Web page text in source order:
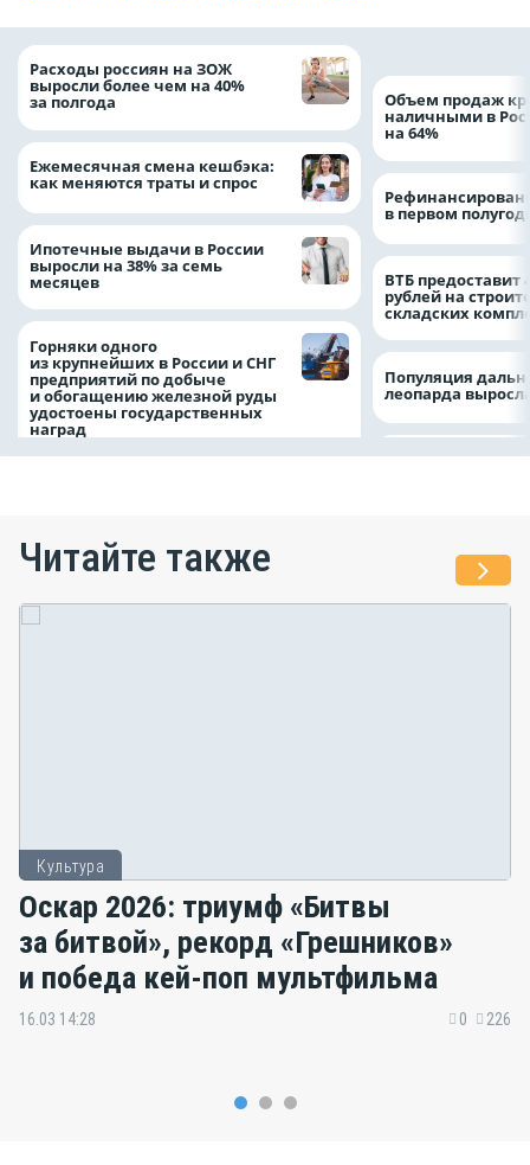
Расходы россиян на ЗОЖ
выросли более чем на 40%
за полгода
Ежемесячная смена кешбэка:
как меняются траты и спрос
Ипотечные выдачи в России
выросли на 38% за семь
месяцев
Горняки одного
из крупнейших в России и СНГ
предприятий по добыче
и обогащению железной руды
удостоены государственных
наград
Объем продаж
наличными в
на 64%
в первом
ВТБ предоставит
рублей на
складских
Популяция
леопарда
Читайте также
Культура
Оскар 2026: триумф «Битвы
за битвой», рекорд «Грешников»
и победа кей-поп мультфильма
16.03 14:28 0 226